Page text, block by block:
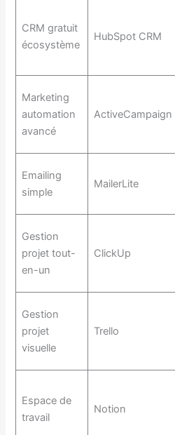
CRM gratuit
écosystème
HubSpot CRM
Marketing
automation
avancé
ActiveCampaign
Emailing
simple
MailerLite
Gestion
projet tout-
en-un
ClickUp
Gestion
projet
visuelle
Trello
Espace de
travail
Notion